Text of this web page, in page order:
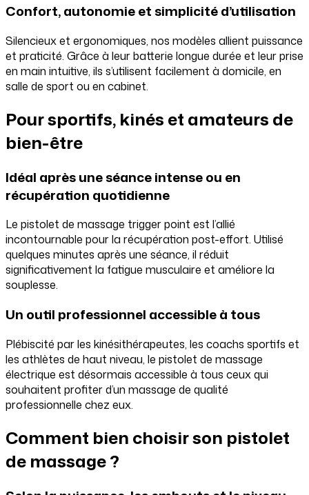
Confort, autonomie et simplicité d’utilisation
Silencieux et ergonomiques, nos modèles allient puissance
et praticité. Grâce à leur batterie longue durée et leur prise
en main intuitive, ils s’utilisent facilement à domicile, en
salle de sport ou en cabinet.
Pour sportifs, kinés et amateurs de
bien-être
Idéal après une séance intense ou en
récupération quotidienne
Le pistolet de massage trigger point est l’allié
incontournable pour la récupération post-effort. Utilisé
quelques minutes après une séance, il réduit
significativement la fatigue musculaire et améliore la
souplesse.
Un outil professionnel accessible à tous
Plébiscité par les kinésithérapeutes, les coachs sportifs et
les athlètes de haut niveau, le pistolet de massage
électrique est désormais accessible à tous ceux qui
souhaitent profiter d’un massage de qualité
professionnelle chez eux.
Comment bien choisir son pistolet
de massage ?